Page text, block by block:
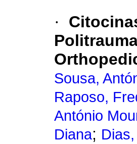
·
Sousa,
Raposo,
António
Diana;